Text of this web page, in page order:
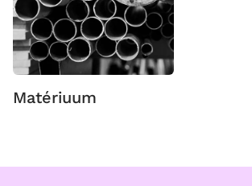
Matériuum